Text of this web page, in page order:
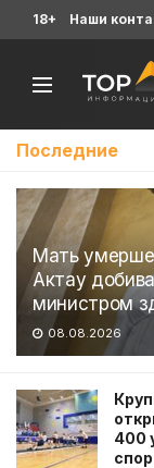
Последние
Мать
Актау
министром
08.08.2026
400
18+ Наши